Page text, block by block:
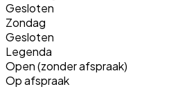
Gesloten
Zondag
Gesloten
Legenda
Open (zonder afspraak)
Op afspraak